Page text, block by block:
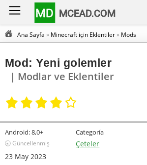
MD MCEAD.COM
Ana Sayfa » Minecraft için Eklentiler» Mods
Mod: Yeni golemler
| Modlar ve Eklentiler
Android:8,0+
🕣 Güncellenmiş
23 May 2023
Categoría
Çeteler